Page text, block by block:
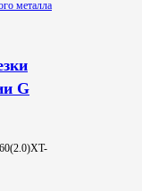
G
XT-